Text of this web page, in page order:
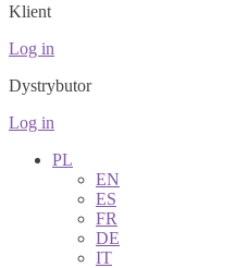
Klient
Log in
Dystrybutor
Log in
PL
EN
ES
FR
DE
IT